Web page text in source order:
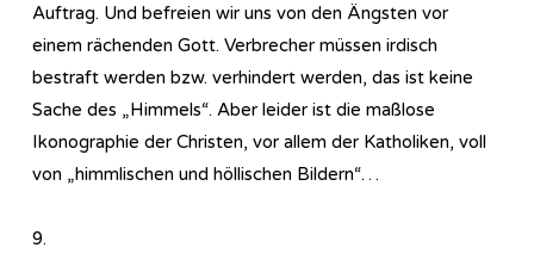
Auftrag. Und befreien wir uns von den Ängsten vor
einem rächenden Gott. Verbrecher müssen irdisch
bestraft werden bzw. verhindert werden, das ist keine
Sache des „Himmels“. Aber leider ist die maßlose
Ikonographie der Christen, vor allem der Katholiken, voll
von „himmlischen und höllischen Bildern“…
9.